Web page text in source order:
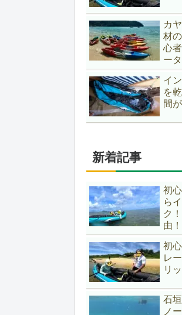
カ
材
心
ー
イ
を
間
新着記事
初
ら
ク
由！
初
レ
リ
石
ノ